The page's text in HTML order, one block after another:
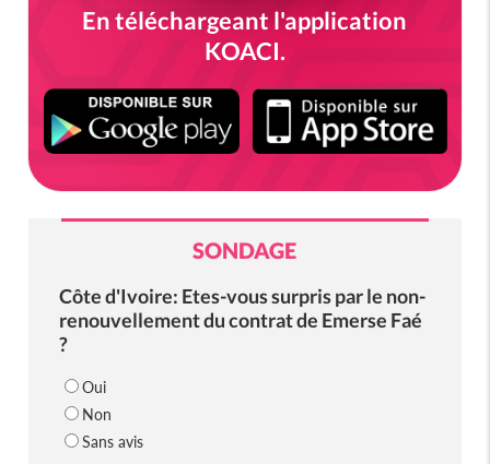
En téléchargeant l'application
KOACI.
SONDAGE
Côte d'Ivoire: Etes-vous surpris par le non-
renouvellement du contrat de Emerse Faé
?
Oui
Non
Sans avis